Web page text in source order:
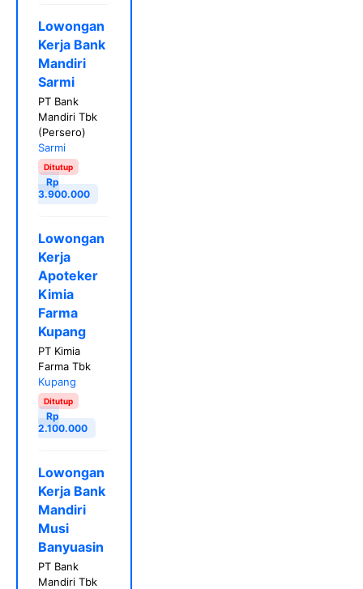
Lowongan
Kerja Bank
Mandiri
Sarmi
PT Bank
Mandiri Tbk
(Persero)
Sarmi
Ditutup
Rp
3.900.000
Lowongan
Kerja
Apoteker
Kimia
Farma
Kupang
PT Kimia
Farma Tbk
Kupang
Ditutup
Rp
2.100.000
Lowongan
Kerja Bank
Mandiri
Musi
Banyuasin
PT Bank
Mandiri Tbk